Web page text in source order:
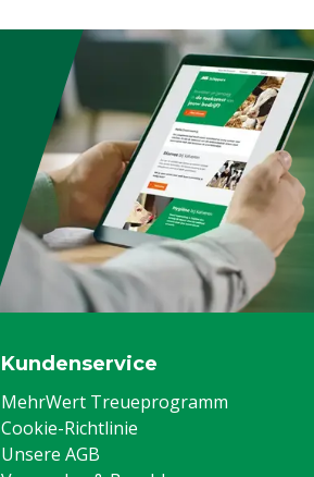
Kundenservice
MehrWert Treueprogramm
Cookie-Richtlinie
Unsere AGB